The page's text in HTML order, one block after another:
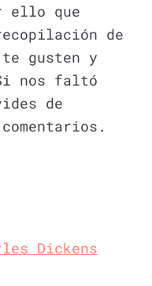
ello que
de
te gusten y
nos faltó
de
Dickens